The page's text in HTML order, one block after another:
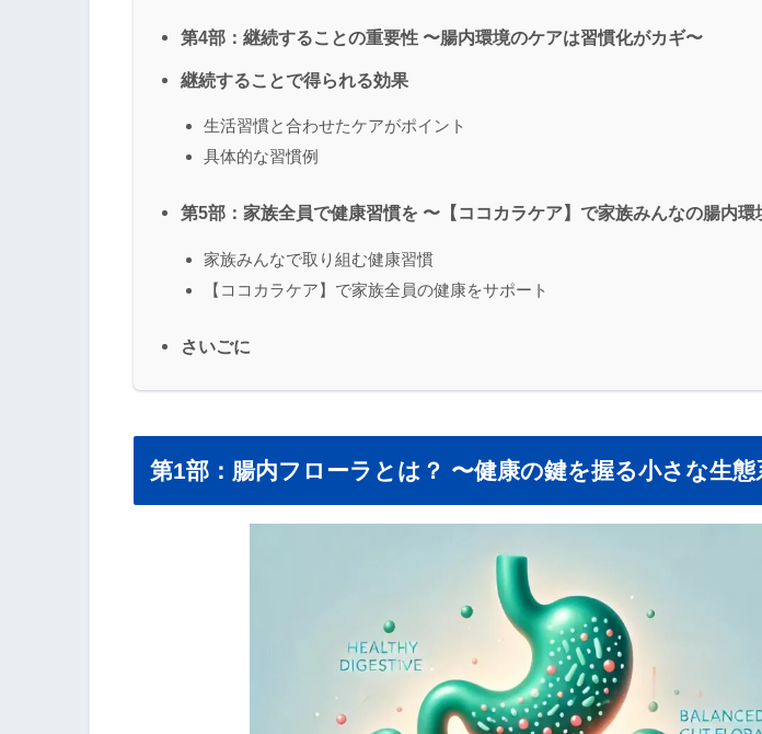
第4部：継続することの重要性 〜腸内環境のケアは習慣化がカギ〜
継続することで得られる効果
生活習慣と合わせたケアがポイント
具体的な習慣例
第5部：家族全員で健康習慣を 〜【ココカラケア】で家族みんなの腸内環
家族みんなで取り組む健康習慣
【ココカラケア】で家族全員の健康をサポート
さいごに
第1部：腸内フローラとは？ 〜健康の鍵を握る小さな生態